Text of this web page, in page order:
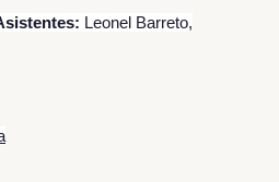
Leonel Barreto,